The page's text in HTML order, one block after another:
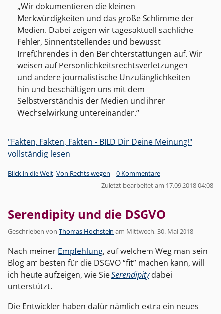
Wir dokumentieren die kleinen
Merkwürdigkeiten und das große Schlimme der
Medien. Dabei zeigen wir tagesaktuell sachliche
Fehler, Sinnentstellendes und bewusst
Irreführendes in den Berichterstattungen auf. Wir
weisen auf Persönlichkeitsrechtsverletzungen
und andere journalistische Unzulänglichkeiten
hin und beschäftigen uns mit dem
Selbstverständnis der Medien und ihrer
Wechselwirkung untereinander.
"Fakten, Fakten, Fakten - BILD Dir Deine Meinung!"
vollständig lesen
Kategorien:
Blick in die Welt,Von Rechts wegen | 0 Kommentare
Zuletzt bearbeitet am 17.09.2018 04:08
Serendipity und die DSGVO
Geschrieben von Thomas Hochstein am Mittwoch, 30. Mai 2018
Nach meiner Empfehlung, auf welchem Weg man sein
Blog am besten für die DSGVO “fit” machen kann, will
ich heute aufzeigen, wie SieSerendipitydabei
unterstützt.
Die Entwickler haben dafür nämlich extra ein neues